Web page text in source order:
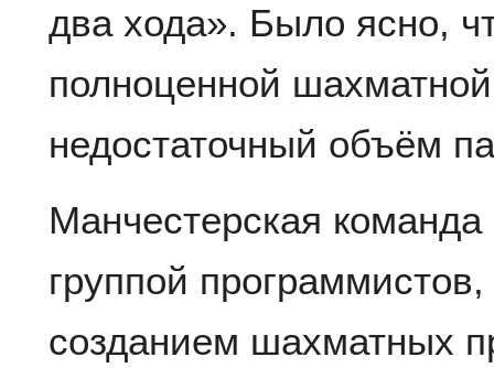
два хода». Было ясно,
полноценной
недостаточный объём
Манчестерская
группой
созданием шахматных